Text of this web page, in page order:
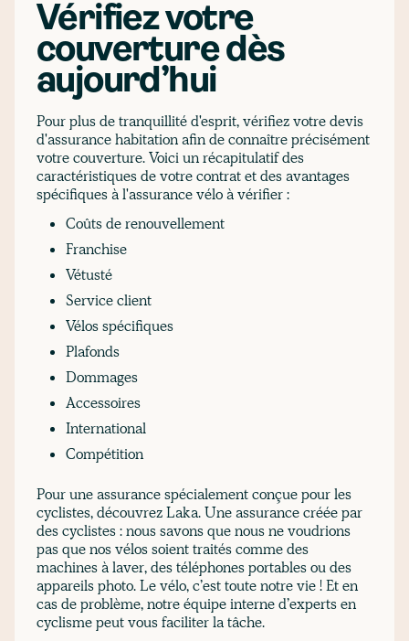
Vérifiez votre
couverture dès
aujourd’hui
Pour plus de tranquillité d'esprit, vérifiez votre devis
d'assurance habitation afin de connaître précisément
votre couverture. Voici un récapitulatif des
caractéristiques de votre contrat et des avantages
spécifiques à l'assurance vélo à vérifier :
Coûts de renouvellement
Franchise
Vétusté
Service client
Vélos spécifiques
Plafonds
Dommages
Accessoires
International
Compétition
Pour une assurance spécialement conçue pour les
cyclistes, découvrez Laka. Une assurance créée par
des cyclistes : nous savons que nous ne voudrions
pas que nos vélos soient traités comme des
machines à laver, des téléphones portables ou des
appareils photo. Le vélo, c’est toute notre vie ! Et en
cas de problème, notre équipe interne d’experts en
cyclisme peut vous faciliter la tâche.